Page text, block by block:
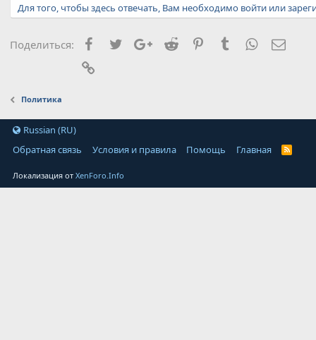
Для того, чтобы здесь отвечать, Вам необходимо войти или
Поделиться: Facebook
TwitterGoogle+
Reddit PinterestTumblrWhatsApp
Политика
Russian (RU)
Обратная связь
Условия и правила Помощь Главная
Локализация отXenForo.Info